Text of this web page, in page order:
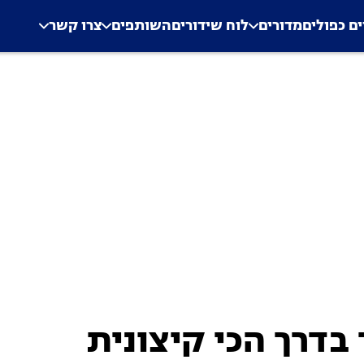
Application error: a
. כפוליםמדורים לוח שידוריםהשותפים צרו קשר
הכי קיצונית